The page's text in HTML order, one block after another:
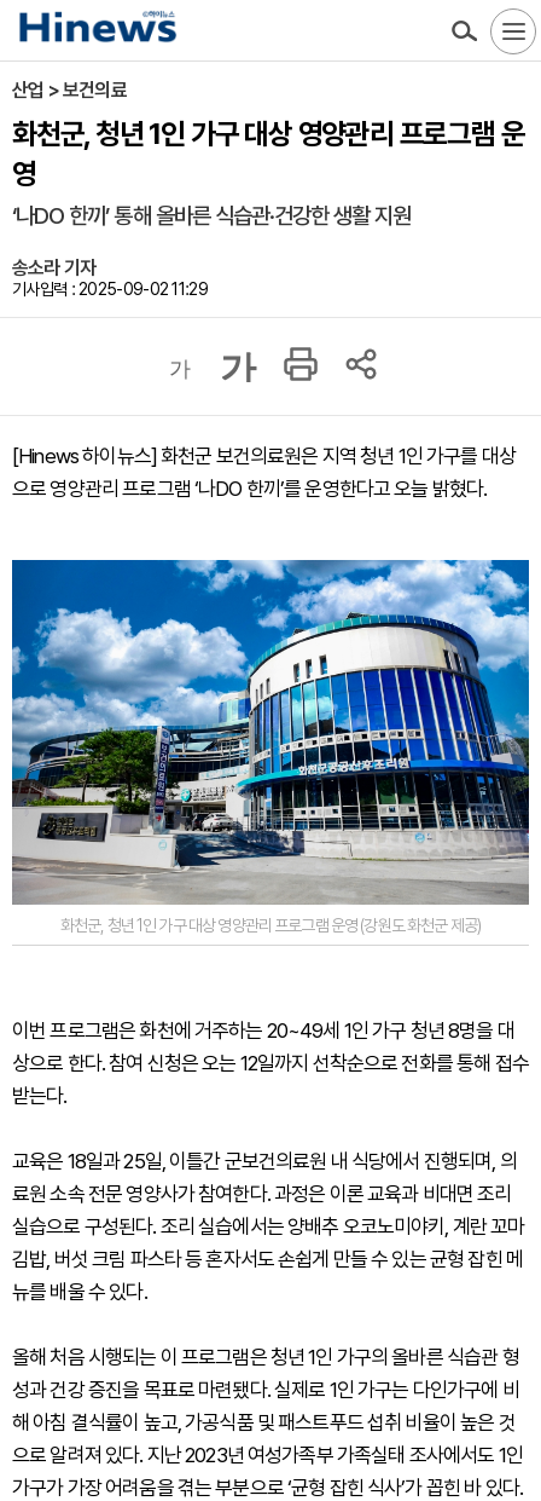
산업 > 보건의료
화천군, 청년 1인 가구 대상 영양관리 프로그램 운
영
‘나DO 한끼’ 통해 올바른 식습관·건강한 생활 지원
송소라 기자
기사입력 : 2025-09-02 11:29
가 가
[Hinews 하이뉴스] 화천군 보건의료원은 지역 청년 1인 가구를 대상
으로 영양관리 프로그램 ‘나DO 한끼’를 운영한다고 오늘 밝혔다.
화천군, 청년 1인 가구 대상 영양관리 프로그램 운영 (강원도 화천군 제공)
이번 프로그램은 화천에 거주하는 20~49세 1인 가구 청년 8명을 대
상으로 한다. 참여 신청은 오는 12일까지 선착순으로 전화를 통해 접수
받는다.
교육은 18일과 25일, 이틀간 군보건의료원 내 식당에서 진행되며, 의
료원 소속 전문 영양사가 참여한다. 과정은 이론 교육과 비대면 조리
실습으로 구성된다. 조리 실습에서는 양배추 오코노미야키, 계란 꼬마
김밥, 버섯 크림 파스타 등 혼자서도 손쉽게 만들 수 있는 균형 잡힌 메
뉴를 배울 수 있다.
올해 처음 시행되는 이 프로그램은 청년 1인 가구의 올바른 식습관 형
성과 건강 증진을 목표로 마련됐다. 실제로 1인 가구는 다인가구에 비
해 아침 결식률이 높고, 가공식품 및 패스트푸드 섭취 비율이 높은 것
으로 알려져 있다. 지난 2023년 여성가족부 가족실태 조사에서도 1인
가구가 가장 어려움을 겪는 부분으로 ‘균형 잡힌 식사’가 꼽힌 바 있다.